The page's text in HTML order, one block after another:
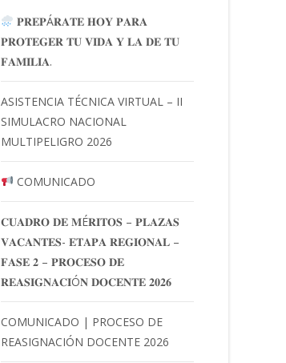
𝐏𝐑𝐄𝐏Á𝐑𝐀𝐓𝐄 𝐇𝐎𝐘 𝐏𝐀𝐑𝐀
𝐏𝐑𝐎𝐓𝐄𝐆𝐄𝐑 𝐓𝐔 𝐕𝐈𝐃𝐀 𝐘 𝐋𝐀 𝐃𝐄 𝐓𝐔
𝐅𝐀𝐌𝐈𝐋𝐈𝐀.
ASISTENCIA TÉCNICA VIRTUAL – II
SIMULACRO NACIONAL
MULTIPELIGRO 2026
COMUNICADO
𝐂𝐔𝐀𝐃𝐑𝐎 𝐃𝐄 𝐌É𝐑𝐈𝐓𝐎𝐒 – 𝐏𝐋𝐀𝐙𝐀𝐒
𝐕𝐀𝐂𝐀𝐍𝐓𝐄𝐒- 𝐄𝐓𝐀𝐏𝐀 𝐑𝐄𝐆𝐈𝐎𝐍𝐀𝐋 –
𝐅𝐀𝐒𝐄 𝟐 – 𝐏𝐑𝐎𝐂𝐄𝐒𝐎 𝐃𝐄
𝐑𝐄𝐀𝐒𝐈𝐆𝐍𝐀𝐂𝐈Ó𝐍 𝐃𝐎𝐂𝐄𝐍𝐓𝐄 𝟐𝟎𝟐𝟔
COMUNICADO | PROCESO DE
REASIGNACIÓN DOCENTE 2026